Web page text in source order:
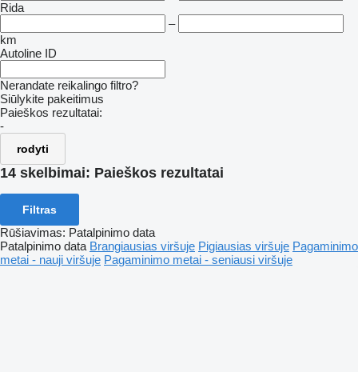
Rida
–
km
Autoline ID
Nerandate reikalingo filtro?
Siūlykite pakeitimus
Paieškos rezultatai:
-
rodyti
14 skelbimai: Paieškos rezultatai
Filtras
Rūšiavimas: Patalpinimo data
Patalpinimo data Brangiausias viršuje Pigiausias viršuje Pagaminimo
metai - nauji viršuje Pagaminimo metai - seniausi viršuje